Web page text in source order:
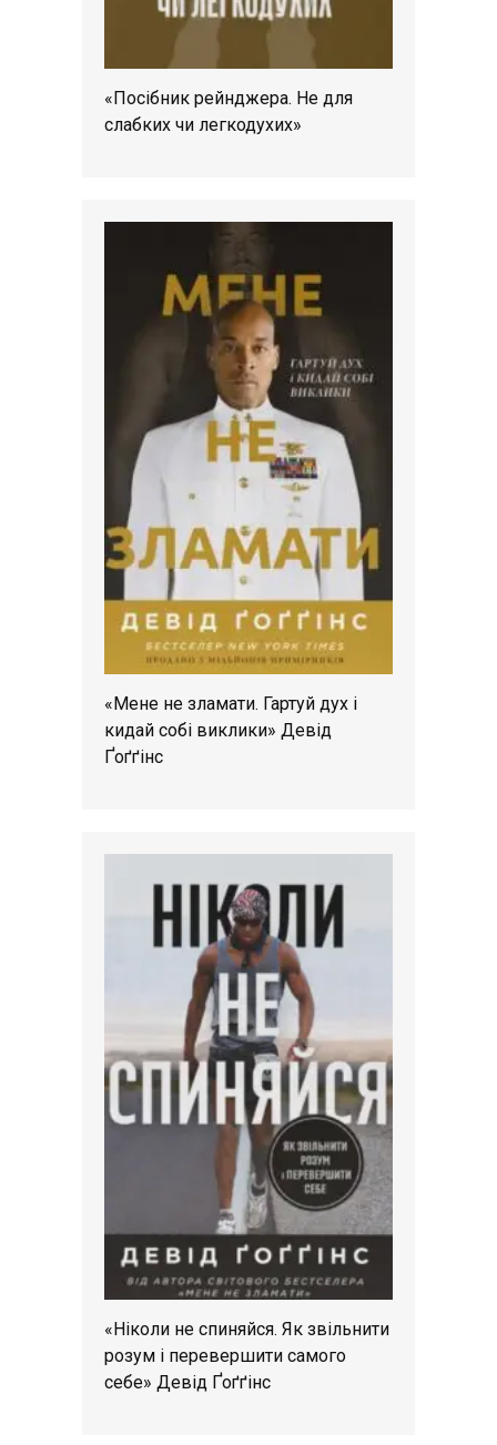
«Посібник рейнджера. Не для
слабких чи легкодухих»
«Мене не зламати. Гартуй дух і
кидай собі виклики» Девід
Ґоґґінс
«Ніколи не спиняйся. Як звільнити
розум і перевершити самого
себе» Девід Ґоґґінс